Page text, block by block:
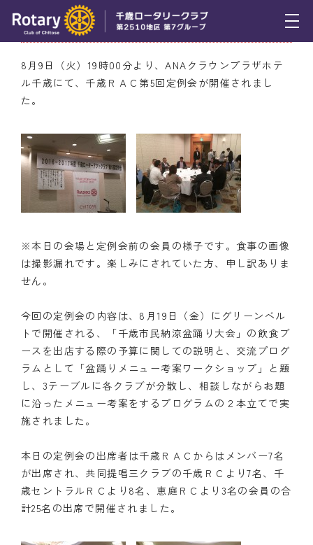
トピックス
例会報告
理事会報告
スケジュール
年間プログラム
木曜会
組織図
クラブのあゆみ
クラブの歴史
歴代会長・幹事
記念誌
例会場・事務局の案内
リンク集
8月9日（火） 千歳ＲＡＣ第5回定例会参加報告
8月9日（火）19時00分より、ANAクラウンプラザホテ
ル千歳にて、千歳ＲＡＣ第5回定例会が開催されまし
た。
※本日の会場と定例会前の会員の様子です。食事の画像
は撮影漏れです。楽しみにされていた方、申し訳ありま
せん。
今回の定例会の内容は、8月19日（金）にグリーンベル
トで開催される、「千歳市民納涼盆踊り大会」の飲食ブ
ースを出店する際の予算に関しての説明と、交流プログ
ラムとして「盆踊りメニュー考案ワークショップ」と題
し、3テーブルに各クラブが分散し、相談しながらお題
に沿ったメニュー考案をするプログラムの２本立てで実
施されました。
本日の定例会の出席者は千歳ＲＡＣからはメンバー7名
が出席され、共同提唱三クラブの千歳ＲＣより7名、千
歳セントラルＲＣより8名、恵庭ＲＣより3名の会員の合
計25名の出席で開催されました。